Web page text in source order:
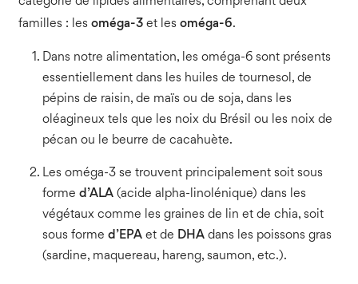
familles : lesoméga-3et lesoméga-6.
Dans notre alimentation, les oméga-6 sont présents
essentiellement dans les huiles de tournesol, de
pépins de raisin, de maïs ou de soja, dans les
oléagineux tels que les noix du Brésil ou les noix de
pécan ou le beurre de cacahuète.
Les oméga-3 se trouvent principalement soit sous
forme d’ALA(acide alpha-linolénique) dans les
végétaux comme les graines de lin et de chia, soit
sous forme d’EPAet de DHAdans les poissons gras
(sardine, maquereau, hareng, saumon, etc.).